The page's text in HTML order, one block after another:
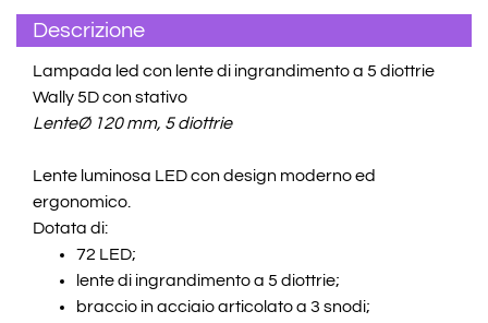
Descrizione
Lampada led con lente di ingrandimento a 5 diottrie
Wally 5D con stativo
LenteØ 120 mm, 5 diottrie
Lente luminosa LED con design moderno ed
ergonomico.
Dotata di:
72 LED;
lente di ingrandimento a 5 diottrie;
braccio in acciaio articolato a 3 snodi;